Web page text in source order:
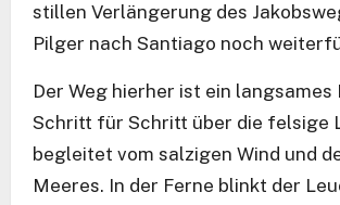
stillen Verlängerung des
Pilger nach Santiago noch
Der Weg hierher ist ein langsames
Schritt für Schritt über die felsige
begleitet vom salzigen Wind und
Meeres. In der Ferne blinkt der